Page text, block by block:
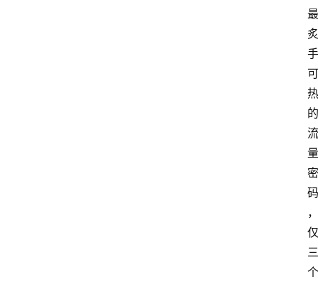
最
炙
手
可
热
的
流
量
密
码
，
仅
三
个